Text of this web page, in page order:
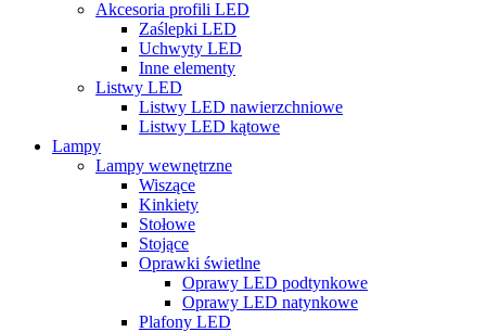
Akcesoria profili LED
Zaślepki LED
Uchwyty LED
Inne elementy
Listwy LED
Listwy LED nawierzchniowe
Listwy LED kątowe
Lampy
Lampy wewnętrzne
Wiszące
Kinkiety
Stołowe
Stojące
Oprawki świetlne
Oprawy LED podtynkowe
Oprawy LED natynkowe
Plafony LED